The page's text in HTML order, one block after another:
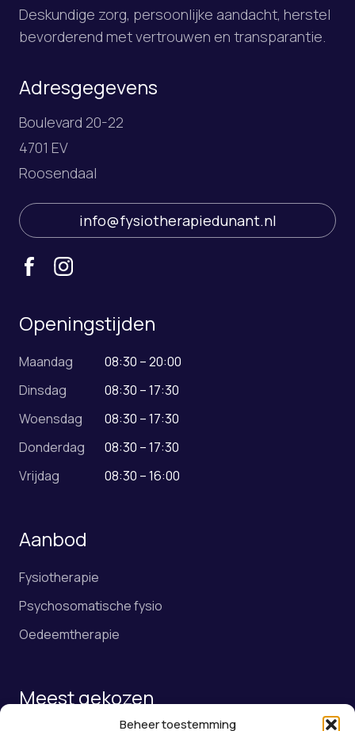
Beheer toestemming
Deskundige zorg, persoonlijke aandacht, herstel
bevorderend met vertrouwen en transparantie.
Adresgegevens
Boulevard 20-22
4701 EV
Roosendaal
info@fysiotherapiedunant.nl
Openingstijden
Maandag
08:30 – 20:00
Dinsdag
08:30 – 17:30
Woensdag
08:30 – 17:30
Donderdag
08:30 – 17:30
Vrijdag
08:30 – 16:00
Aanbod
Fysiotherapie
Psychosomatische fysio
Oedeemtherapie
Meest gekozen